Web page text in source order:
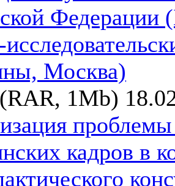
Федерации
Москва)
1Mb)
кадров в